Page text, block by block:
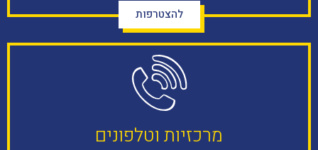
להצטרפות
מרכזיות וטלפונים​​